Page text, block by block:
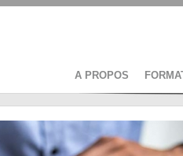
A PROPOS